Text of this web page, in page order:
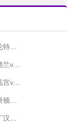
录像
录像
录像
录像
像